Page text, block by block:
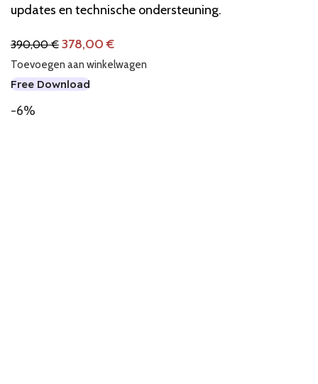
updates en technische ondersteuning.
390,00€ 378,00€
Toevoegen aan winkelwagen
Free Download
-6%